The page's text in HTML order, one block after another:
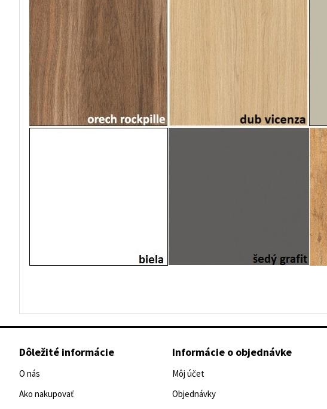
Dôležité informácie
O nás
Ako nakupovať
Informácie o objednávke
Môj účet
Objednávky